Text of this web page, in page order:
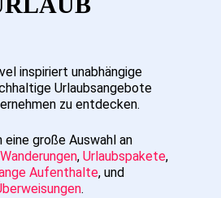
inspiriert unabhängige
Urlaubsangebote
zu entdecken.
eine große Auswahl an
, Urlaubspakete,
Aufenthalte, und
.